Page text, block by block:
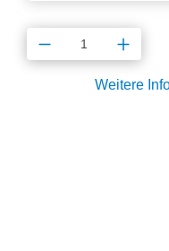
Produkt
Weitere